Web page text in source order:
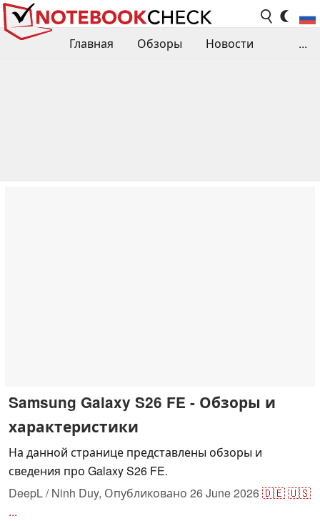
Главная Обзоры
Новости
...
Samsung Galaxy S26 FE - Обзоры и
характеристики
На данной странице представлены обзоры и
сведения про Galaxy S26 FE.
DeepL / Ninh Duy, Опубликовано 26 June 2026🇩🇪🇺🇸
...